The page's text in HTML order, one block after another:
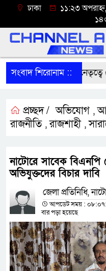
ঢাকা
১১:২৩
সংবাদ শিরোনাম ::
তারেক রহমানের নেতৃত্বে
প্রচ্ছদ / অভিযোগ ,
রাজনীতি ,রাজশাহী ,
নাটোরে সাবেক বিএনপি
অভিযুক্তদের বিচার দাবি
জেলা প্রতিনিধি,
আপডেট সময় :
বার পড়া হয়েছে